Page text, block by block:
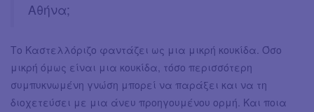
Αθήνα;
Το Καστελλόριζο φαντάζει ως μια μικρή κουκίδα. Όσο
μικρή όμως είναι μια κουκίδα, τόσο περισσότερη
συμπυκνωμένη γνώση μπορεί να παράξει και να τη
διοχετεύσει με μια άνευ προηγουμένου ορμή. Και ποια